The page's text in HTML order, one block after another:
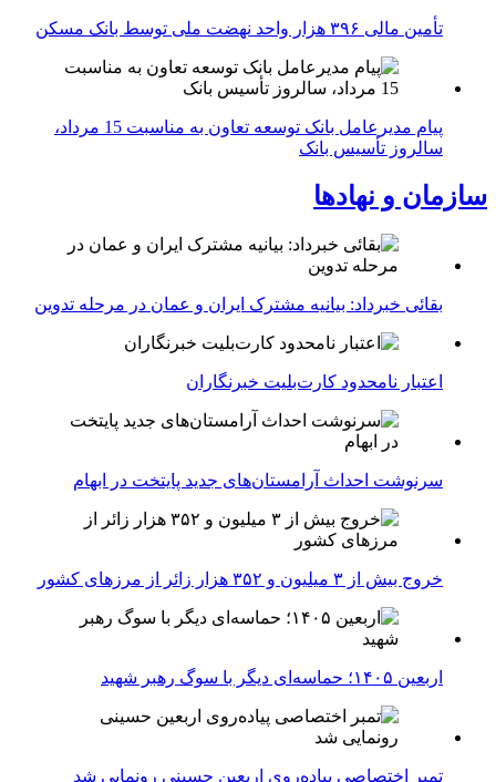
تأمین مالی ۳۹۶ هزار واحد نهضت ملی توسط بانک مسکن
پیام مدیرعامل بانک توسعه تعاون به مناسبت 15 مرداد،
سالروز تأسیس بانک
سازمان و نهادها
بقائی خبرداد: بیانیه مشترک ایران و عمان در مرحله تدوین
اعتبار نامحدود کارت‌بلیت خبرنگاران
سرنوشت احداث آرامستان‌های جدید پایتخت در ابهام
خروج بیش از ۳ میلیون و ۳۵۲ هزار زائر از مرزهای کشور
اربعین ۱۴۰۵؛ حماسه‌ای دیگر با سوگ رهبر شهید
تمبر اختصاصی پیاده‌روی اربعین حسینی رونمایی شد